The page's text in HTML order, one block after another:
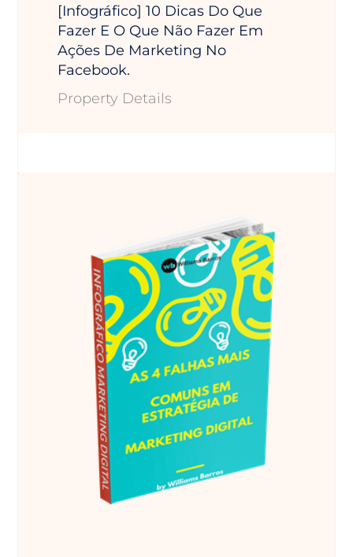
[Infográfico] 10 Dicas Do Que
Fazer E O Que Não Fazer Em
Ações De Marketing No
Facebook.
Property Details